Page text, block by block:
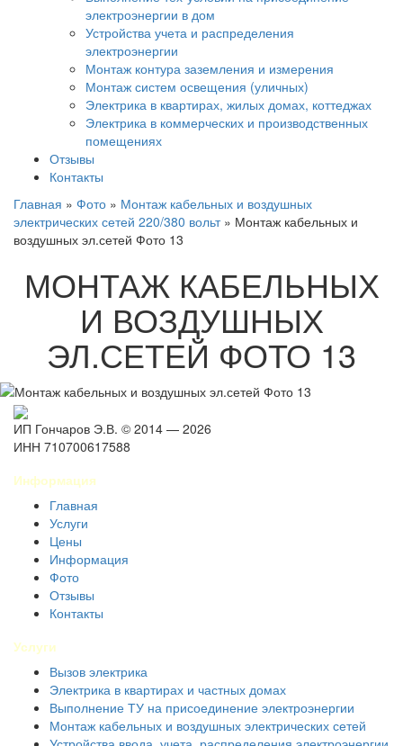
электроэнергии в дом
Устройства учета и распределения
электроэнергии
Монтаж контура заземления и измерения
Монтаж систем освещения (уличных)
Электрика в квартирах, жилых домах, коттеджах
Электрика в коммерческих и производственных
помещениях
Отзывы
Контакты
Главная » Фото » Монтаж кабельных и воздушных
электрических сетей 220/380 вольт» Монтаж кабельных и
воздушных эл.сетей Фото 13
МОНТАЖ КАБЕЛЬНЫХ
И ВОЗДУШНЫХ
ЭЛ.СЕТЕЙ ФОТО 13
ИП Гончаров Э.В. © 2014 — 2026
ИНН 710700617588
Информация
Главная
Услуги
Цены
Информация
Фото
Отзывы
Контакты
Услуги
Вызов электрика
Электрика в квартирах и частных домах
Выполнение ТУ на присоединение электроэнергии
Монтаж кабельных и воздушных электрических сетей